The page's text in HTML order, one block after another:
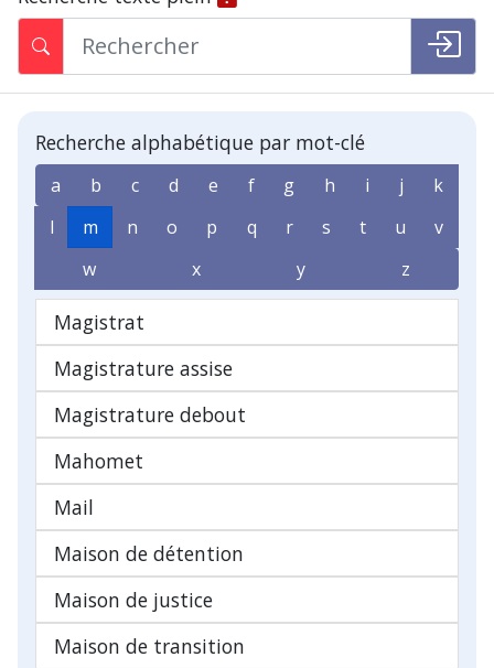
Recherche alphabétique par mot-clé
a b c d e f g h i j
k
l
m n o p q r s t u
v
w
x y z
Magistrat
Magistrature assise
Magistrature debout
Mahomet
Mail
Maison de détention
Maison de justice
Maison de transition